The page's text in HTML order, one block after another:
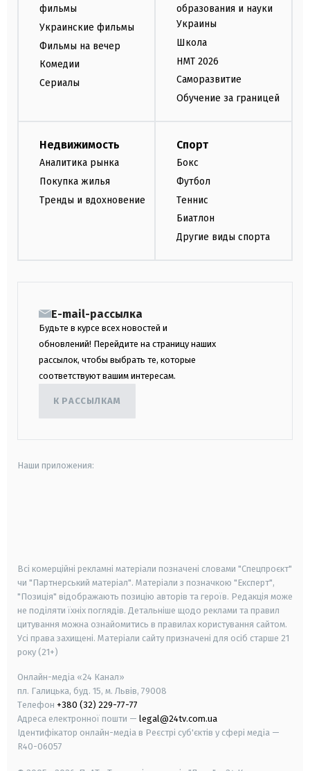
фильмы
Украинские фильмы
Фильмы на вечер
Комедии
Сериалы
образования и науки
Украины
Школа
НМТ 2026
Саморазвитие
Обучение за границей
Недвижимость
Аналитика рынка
Покупка жилья
Тренды и вдохновение
Спорт
Бокс
Футбол
Теннис
Биатлон
Другие виды спорта
E-mail-рассылка
Будьте в курсе всех новостей и
обновлений! Перейдите на страницу наших
рассылок, чтобы выбрать те, которые
соответствуют вашим интересам.
К РАССЫЛКАМ
Наши приложения:
Всі комерційні рекламні матеріали позначені словами "Спецпроєкт"
чи "Партнерський матеріал". Матеріали з позначкою "Експерт",
"Позиція" відображають позицію авторів та героїв. Редакція може
не поділяти їхніх поглядів. Детальніше щодо реклами та правил
цитування можна ознайомитись в правилах користування сайтом.
Усі права захищені. Матеріали сайту призначені для осіб старше 21
року (21+)
Онлайн-медіа «24 Канал»
пл. Галицька, буд. 15, м. Львів, 79008
Телефон +380 (32) 229-77-77
Адреса електронної пошти — legal@24tv.com.ua
Ідентифікатор онлайн-медіа в Реєстрі суб'єктів у сфері медіа —
R40-06057